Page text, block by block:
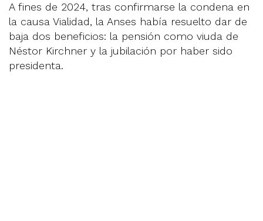
A fines de 2024, tras confirmarse la condena en
la causa Vialidad, la Anses había resuelto dar de
baja dos beneficios: la pensión como viuda de
Néstor Kirchner y la jubilación por haber sido
presidenta.